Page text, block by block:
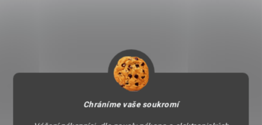
Chráníme vaše soukromí